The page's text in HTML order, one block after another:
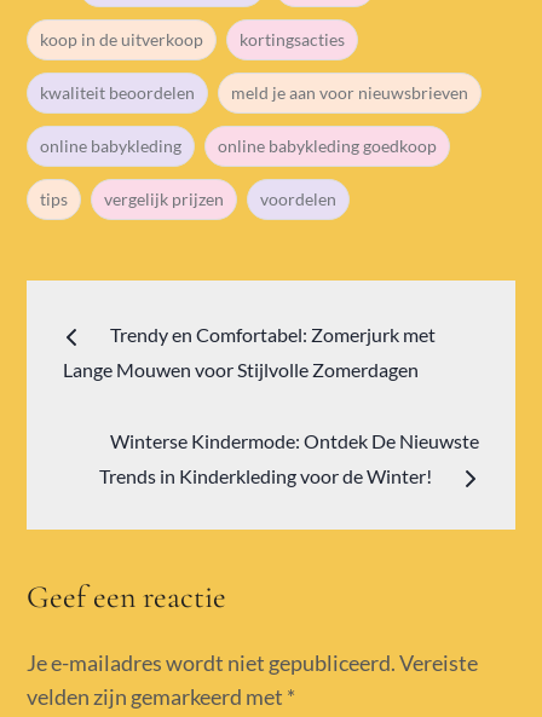
koop in de uitverkoop kortingsacties
kwaliteit beoordelen meld je aan voor nieuwsbrieven
online babykleding online babykleding goedkoop
tips vergelijk prijzen voordelen
navigatie
Trendy en Comfortabel: Zomerjurk met
Lange Mouwen voor Stijlvolle Zomerdagen
Winterse Kindermode: Ontdek De Nieuwste
Trends in Kinderkleding voor de Winter!
Geef een reactie
Je e-mailadres wordt niet gepubliceerd. Vereiste
velden zijn gemarkeerd met *